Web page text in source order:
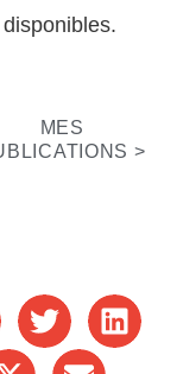
MES
>